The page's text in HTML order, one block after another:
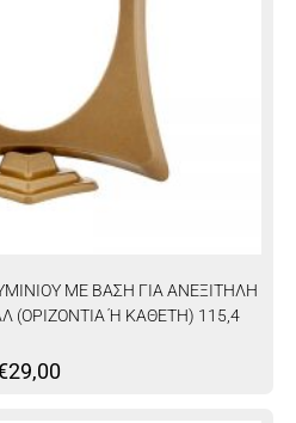
ΜΕ ΒΑΣΗ ΓΙΑ ΑΝΕΞΙΤΗΛΗ
(ΟΡΙΖΟΝΤΙΑ Ή ΚΑΘΕΤΗ) 115,4
29,00